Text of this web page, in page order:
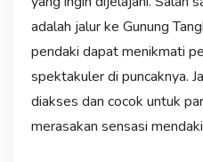
adalah jalur ke Gunung
pendaki dapat menikmati
spektakuler di puncaknya.
diakses dan cocok untuk
merasakan sensasi